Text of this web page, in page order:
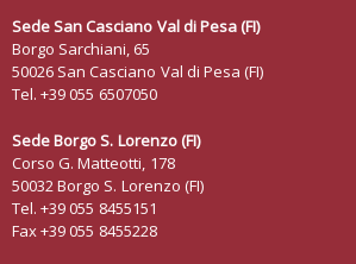
Sede San Casciano Val di Pesa (FI)
Borgo Sarchiani, 65
50026 San Casciano Val di Pesa (FI)
Tel. +39 055 6507050
Sede Borgo S. Lorenzo (FI)
Corso G. Matteotti, 178
50032 Borgo S. Lorenzo (FI)
Tel. +39 055 8455151
Fax +39 055 8455228